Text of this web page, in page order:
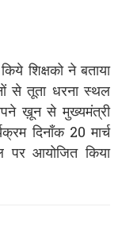
शिक्षको ने बताया
से तूता धरना स्थल
ख़ून से मुख्यमंत्री
दिनाँक 20 मार्च
आयोजित किया